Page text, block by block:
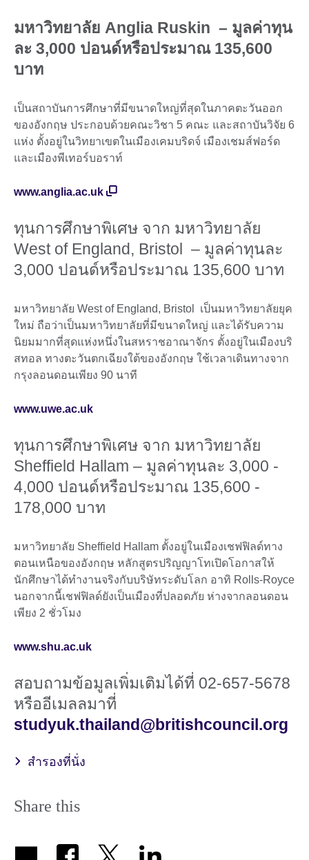
มหาวิทยาลัย Anglia Ruskin – มูลค่าทุน
ละ 3,000 ปอนด์หรือประมาณ 135,600
บาท
เป็นสถาบันการศึกษาที่มีขนาดใหญ่ที่สุดในภาคตะวันออก
ของอังกฤษ ประกอบด้วยคณะวิชา 5 คณะ และสถาบันวิจัย 6
แห่ง ตั้งอยู่ในวิทยาเขตในเมืองเคมบริดจ์ เมืองเชมส์ฟอร์ด
และเมืองพีเทอร์บอราท์
www.anglia.ac.uk
ทุนการศึกษาพิเศษ จาก มหาวิทยาลัย
West of England, Bristol – มูลค่าทุนละ
3,000 ปอนด์หรือประมาณ 135,600 บาท
มหาวิทยาลัย West of England, Bristol เป็นมหาวิทยาลัยยุค
ใหม่ ถือว่าเป็นมหาวิทยาลัยที่มีขนาดใหญ่ และได้รับความ
นิยมมากที่สุดแห่งหนึ่งในสหราชอาณาจักร ตั้งอยู่ในเมืองบริ
สทอล ทางตะวันตกเฉียงใต้ของอังกฤษ ใช้เวลาเดินทางจาก
กรุงลอนดอนเพียง 90 นาที
www.uwe.ac.uk
ทุนการศึกษาพิเศษ จาก มหาวิทยาลัย
Sheffield Hallam – มูลค่าทุนละ 3,000 -
4,000 ปอนด์หรือประมาณ 135,600 -
178,000 บาท
มหาวิทยาลัย Sheffield Hallam ตั้งอยู่ในเมืองเชฟฟิลด์ทาง
ตอนเหนือของอังกฤษ หลักสูตรปริญญาโทเปิดโอกาสให้
นักศึกษาได้ทำงานจริงกับบริษัทระดับโลก อาทิ Rolls-Royce
นอกจากนี้เชฟฟิลด์ยังเป็นเมืองที่ปลอดภัย ห่างจากลอนดอน
เพียง 2 ชั่วโมง
www.shu.ac.uk
สอบถามข้อมูลเพิ่มเติมได้ที่ 02-657-5678
หรืออีเมลลมาที่
studyuk.thailand@britishcouncil.org
สำรองที่นั่ง
Share this